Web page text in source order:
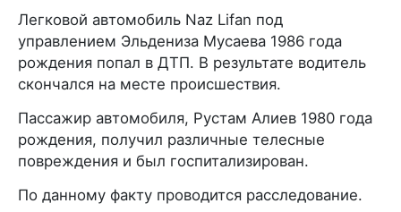
Легковой автомобиль Naz Lifan под
управлением Эльдениза Мусаева 1986 года
рождения попал в ДТП. В результате водитель
скончался на месте происшествия.
Пассажир автомобиля, Рустам Алиев 1980 года
рождения, получил различные телесные
повреждения и был госпитализирован.
По данному факту проводится расследование.